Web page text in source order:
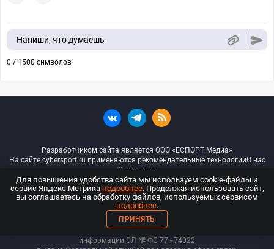
Напиши, что думаешь
0 / 1500 символов
Разработчиком сайта является ООО «ЕСПОРТ Медиа»
На сайте cybersport.ru применяются рекомендательные технологииО нас
Документы
© ООО «Киберспорт.ру» — Все права защищены
18+
ООО «Киберспорт.ру». Свидетельство о регистрации средств массовой
информации ЭЛ № ФС 77 - 74022
Для повышения удобства сайта мы используем cookie-файлы и
сервис Яндекс.Метрика подробнее. Продолжая использовать сайт,
вы соглашаетесь на обработку файлов, используемых сервисом
подробнее.
ПРИНЯТЬ